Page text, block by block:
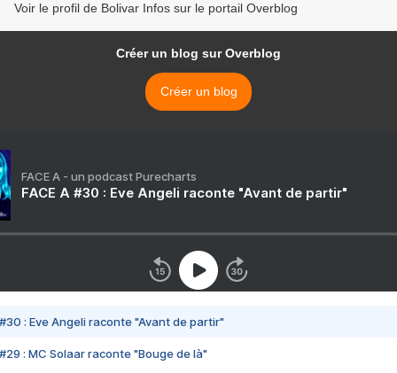
Voir le profil de Bolivar Infos sur le portail Overblog
Créer un blog sur Overblog
Créer un blog
FACE A - un podcast Purecharts
FACE A #30 : Eve Angeli raconte "Avant de partir"
#30 : Eve Angeli raconte "Avant de partir"
#29 : MC Solaar raconte "Bouge de là"